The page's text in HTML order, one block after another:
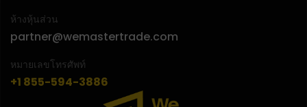
ห้างหุ้นส่วน
partner@wemastertrade.com
หมายเลขโทรศัพท์
+1 855-594-3886